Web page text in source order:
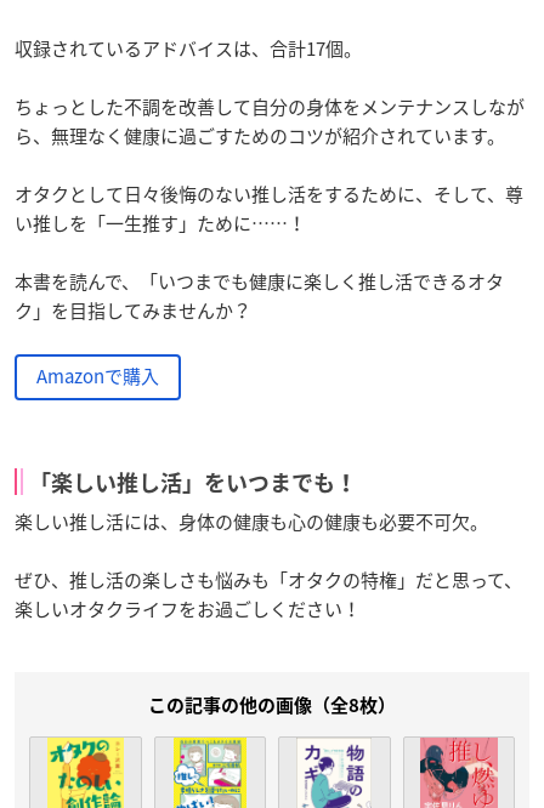
収録されているアドバイスは、合計17個。
ちょっとした不調を改善して自分の身体をメンテナンスしなが
ら、無理なく健康に過ごすためのコツが紹介されています。
オタクとして日々後悔のない推し活をするために、そして、尊
い推しを「一生推す」ために……！
本書を読んで、「いつまでも健康に楽しく推し活できるオタ
ク」を目指してみませんか？
Amazonで購入
「楽しい推し活」をいつまでも！
楽しい推し活には、身体の健康も心の健康も必要不可欠。
ぜひ、推し活の楽しさも悩みも「オタクの特権」だと思って、
楽しいオタクライフをお過ごしください！
この記事の他の画像（全8枚）